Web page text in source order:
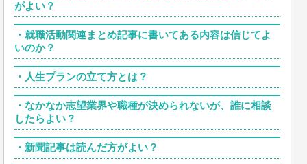
がよい？
・ 就職活動関連まとめ記事に書いてある内容は信じてよ
いのか？
・ 人生プランの立て方とは？
・ なかなか志望業界や職種が決められないが、誰に相談
したらよい？
・ 新聞記事は読んだ方がよい？